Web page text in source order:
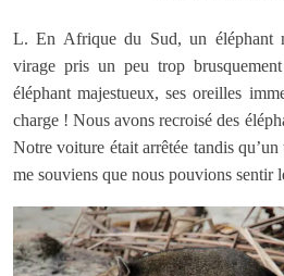
L. En Afrique du Sud, un éléphant
virage pris un peu trop
éléphant majestueux, ses oreilles
charge ! Nous avons recroisé des
Notre voiture était arrêtée tandis qu’un
me souviens que nous pouvions sentir